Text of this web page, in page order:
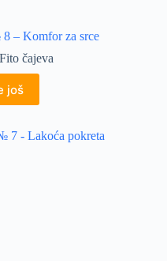
– Komfor za srce
čajeva
još